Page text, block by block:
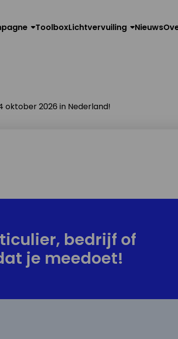
ToolboxLichtvervuiling Nieuws
oktober 2026 in Nederland!
bedrijf of
je meedoet!